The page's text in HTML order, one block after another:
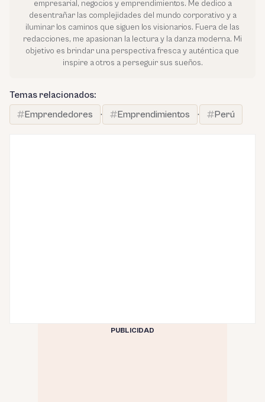
empresarial, negocios y emprendimientos. Me dedico a
desentrañar las complejidades del mundo corporativo y a
iluminar los caminos que siguen los visionarios. Fuera de las
redacciones, me apasionan la lectura y la danza moderna. Mi
objetivo es brindar una perspectiva fresca y auténtica que
inspire a otros a perseguir sus sueños.
Temas relacionados:
Emprendedores
· Emprendimientos · Perú
PUBLICIDAD